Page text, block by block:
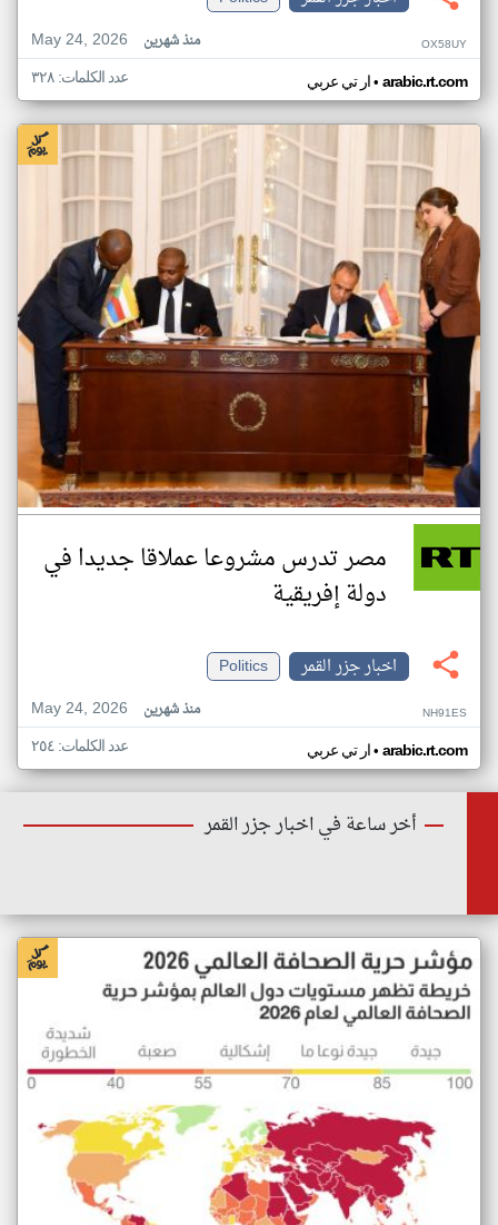
May 24, 2026
منذ شهرين OX58UY
ار تي عربي• arabic.rt.com عدد الكلمات: ٣٢٨
مصر تدرس مشروعا عملاقا جديدا في
دولة إفريقية
اخبار جزر القمر
Politics
May 24, 2026
منذ شهرين NH91ES
ار تي عربي• arabic.rt.com عدد الكلمات: ٢٥٤
أخر ساعة في اخبار جزر القمر